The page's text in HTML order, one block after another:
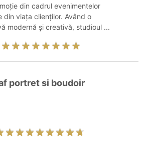
din cadrul evenimentelor
din viața clienților. Având o
modernă și creativă, studioul ...
portret si boudoir